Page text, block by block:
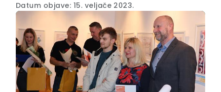
Datum objave: 15. veljače 2023.